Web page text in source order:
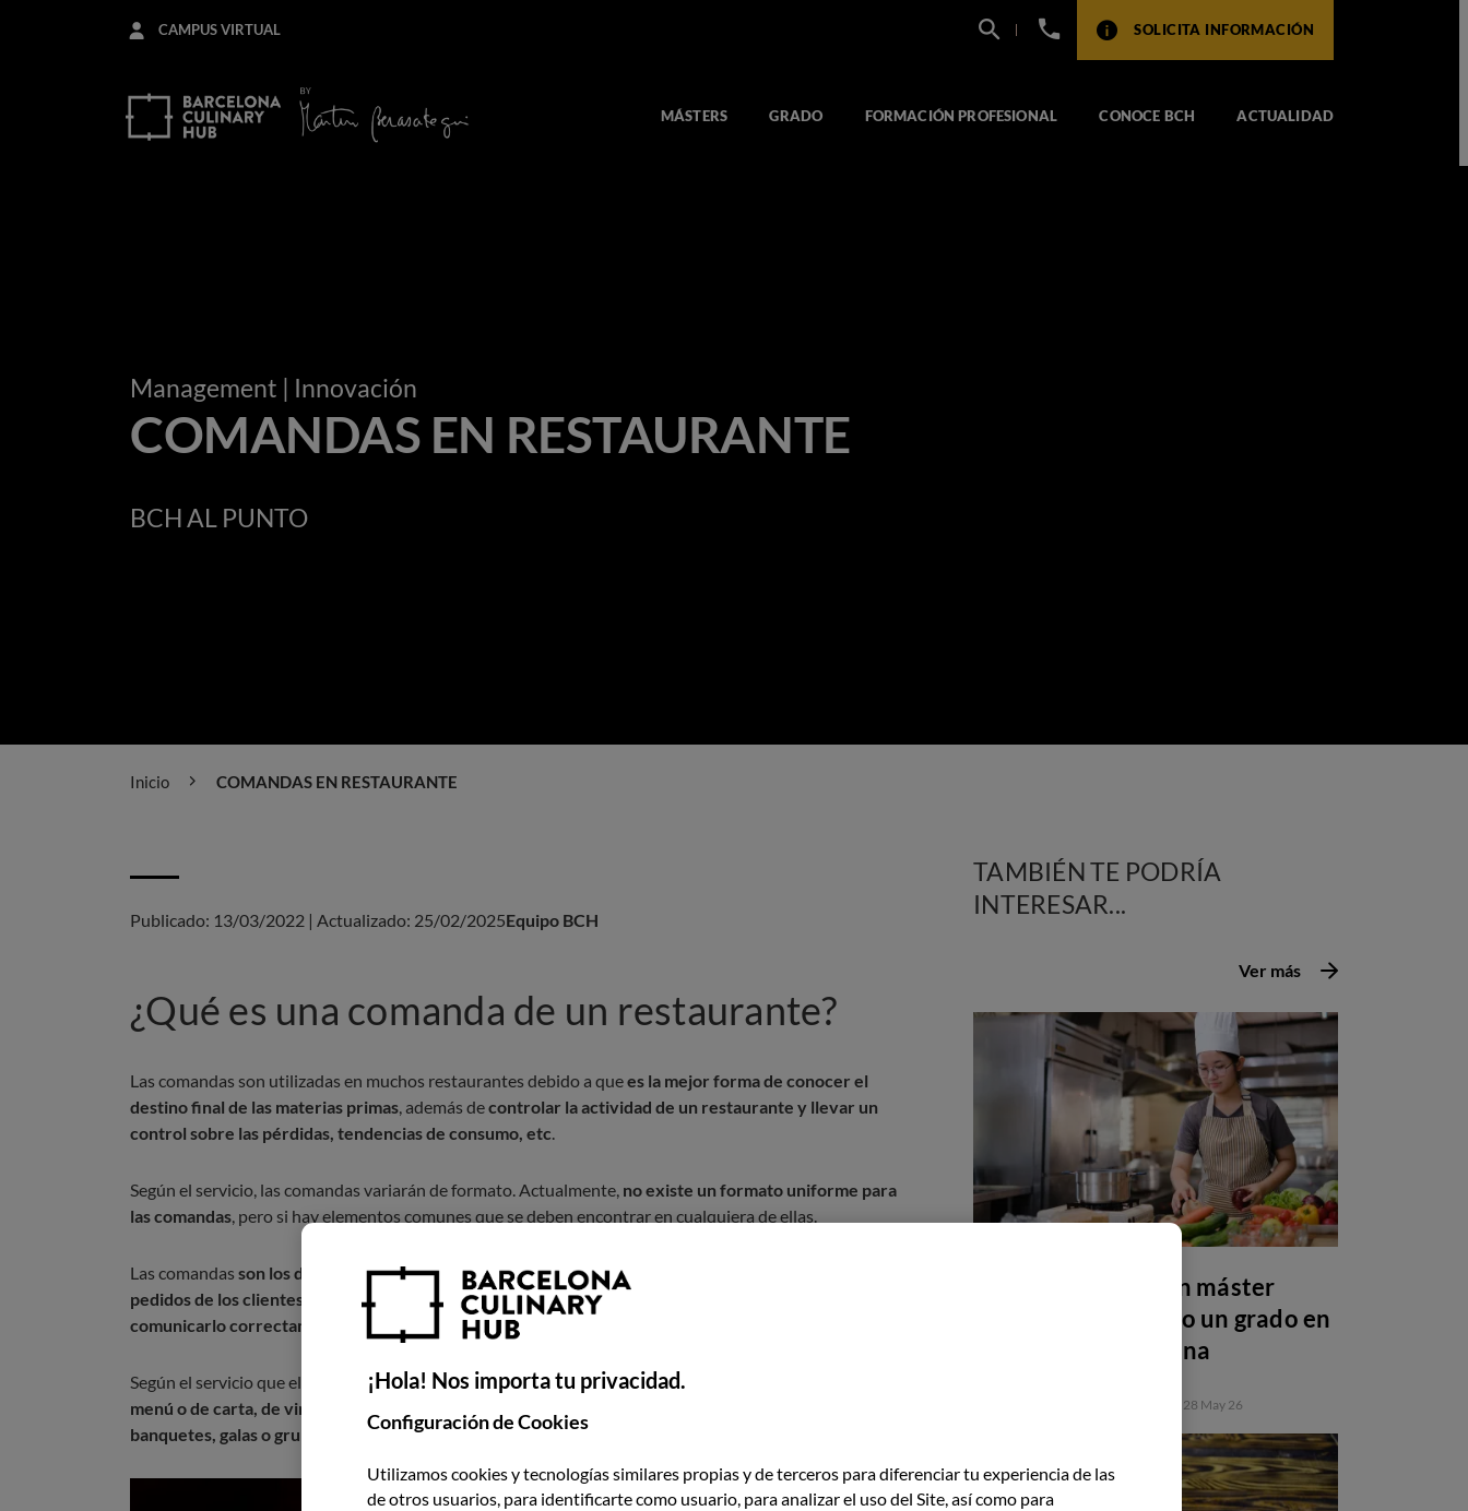
CAMPUS VIRTUAL
+34
SOLICITA INFORMACIÓN
MÁSTERS GRADO FORMACIÓN PROFESIONAL CONOCE BCH ACTUALIDAD
Management | Innovación
COMANDAS EN RESTAURANTE
BCH AL PUNTO
Inicio COMANDAS EN RESTAURANTE
Publicado: 13/03/2022 | Actualizado: 25/02/2025Equipo BCH
¿Qué es una comanda de un restaurante?
Las comandas son utilizadas en muchos restaurantes debido a quees la mejor forma de conocer el
destino final de las materias primas, además decontrolar la actividad de un restaurante y llevar un
control sobre las pérdidas, tendencias de consumo, etc.
Según el servicio, las comandas variarán de formato. Actualmente, no existe un formato uniforme para
las comandas, pero si hay elementos comunes que se deben encontrar en cualquiera de ellas.
Las comandas son los documentos que los camareros redactan para tomar nota de los diferentes
pedidos de los clientes
, dejando claro qué platos se van a pedir para cada comensal, y de esta forma
comunicarlo correctamente a la cocina del restaurante
Según el servicio que el cliente demande, existen diferentes tipos de comanda
menú o de carta, de vinos, aguas, licores, de postres, definitivas, de room-service o colectivas
banquetes, galas o grupos
TAMBIÉN TE PODRÍA
INTERESAR...
Por qué estudiar un máster
después de una FP o un grado en
gastronomía y cocina
28 May 26
Ver más
¡Hola! Nos importa tu privacidad.
Configuración de Cookies
Utilizamos cookies y tecnologías similares propias y de terceros para diferenciar tu experiencia de las
de otros usuarios, para identificarte como usuario, para analizar el uso del Site, así como para